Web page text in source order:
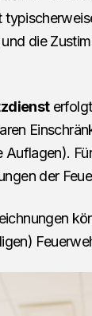
die
erfolgt
der